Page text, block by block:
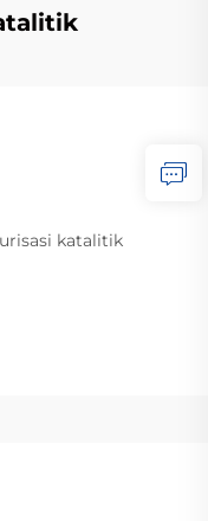
katalitik